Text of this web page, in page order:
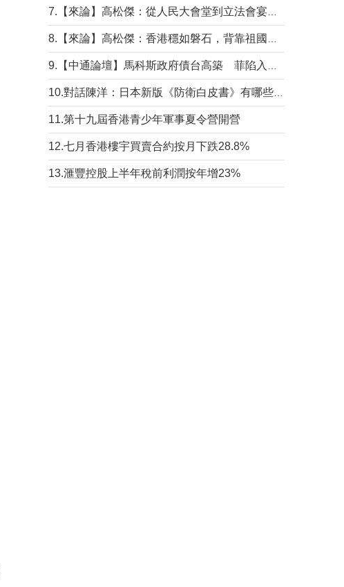
11.第十九屆香港青少年軍事夏令營開營
12.七月香港樓宇買賣合約按月下跌28.8%
13.滙豐控股上半年稅前利潤按年增23%